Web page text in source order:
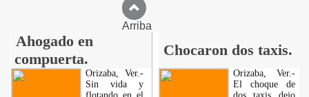
Arriba
Ahogado en
compuerta.
Chocaron dos taxis.
Orizaba, Ver.-
Sin vida y
Orizaba, Ver.-
El choque de